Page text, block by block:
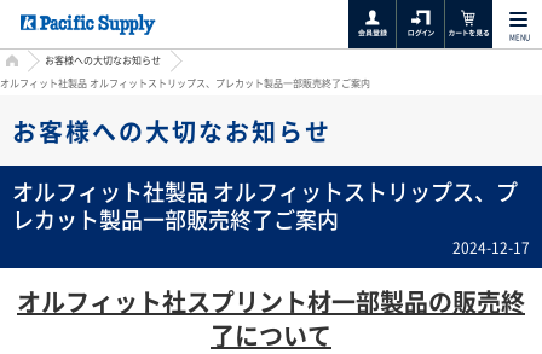
MENU
HOMEお客様への大切なお知らせ
オルフィット社製品 オルフィットストリップス、プレカット製品一部販売終了ご案内
お客様への大切なお知らせ
オルフィット社製品 オルフィットストリップス、プ
レカット製品一部販売終了ご案内
2024-12-17
オルフィット社スプリント材一部製品の販売終
了について